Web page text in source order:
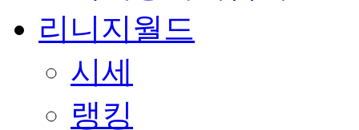
리니지월드
시세
랭킹